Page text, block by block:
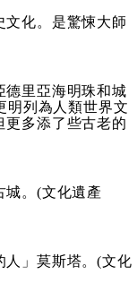
文化。是驚悚大師
德里亞海明珠和城
明列為人類世界文
更多添了些古老的
城。(文化遺產
人」莫斯塔。(文化